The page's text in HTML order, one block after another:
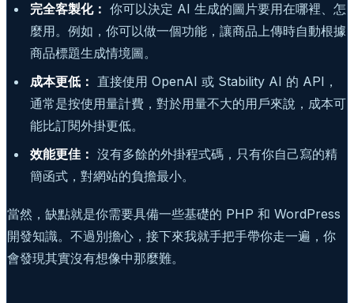
完全客製化： 你可以決定 AI 生成的圖片要用在哪裡、怎
麼用。例如，你可以做一個功能，讓商品上傳時自動根據
商品標題生成情境圖。
成本更低： 直接使用 OpenAI 或 Stability AI 的 API，
通常是按使用量計費，對於用量不大的用戶來說，成本可
能比訂閱外掛更低。
效能更佳： 沒有多餘的外掛程式碼，只有你自己寫的精
簡函式，對網站的負擔最小。
當然，缺點就是你需要具備一些基礎的 PHP 和 WordPress
開發知識。不過別擔心，接下來我就手把手帶你走一遍，你
會發現其實沒有想像中那麼難。